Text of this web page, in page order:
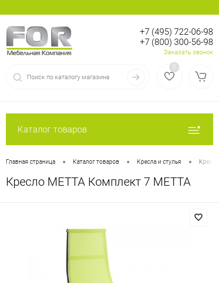
Регистрация
+7 (495) 722-06-98
+7 (800) 300-56-98
Заказать звонок
0
Каталог товаров
Главная страница • Каталог товаров • Кресла и стулья • Кресла
Кресло МЕТТА Комплект 7 МЕТТА